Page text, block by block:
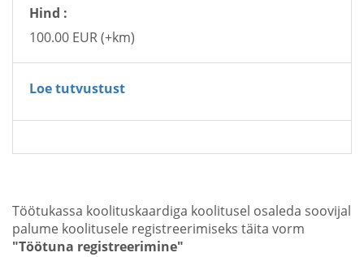
Hind :
100.00 EUR (+km)
Loe tutvustust
Töötukassa koolituskaardiga koolitusel osaleda soovijal
palume koolitusele registreerimiseks täita vorm
"Töötuna registreerimine"